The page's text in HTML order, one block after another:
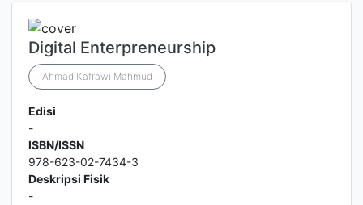
Digital Enterpreneurship
Ahmad Kafrawi Mahmud
Edisi
-
ISBN/ISSN
978-623-02-7434-3
Deskripsi Fisik
-